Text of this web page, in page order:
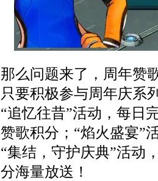
那么问题来了，周年赞
只要积极参与周年庆系
“追忆往昔”活动，每日
赞歌积分；“焰火盛宴”
“集结，守护庆典”活动
分海量放送！